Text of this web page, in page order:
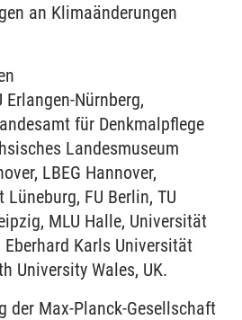
an Klimaänderungen
Erlangen-Nürnberg,
für Denkmalpflege
Landesmuseum
LBEG Hannover,
FU Berlin, TU
MLU Halle, Universität
Karls Universität
University Wales, UK.
der Max-Planck-Gesellschaft